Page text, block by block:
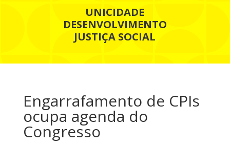
UNICIDADE
DESENVOLVIMENTO
JUSTIÇA SOCIAL
Engarrafamento de CPIs
ocupa agenda do
Congresso